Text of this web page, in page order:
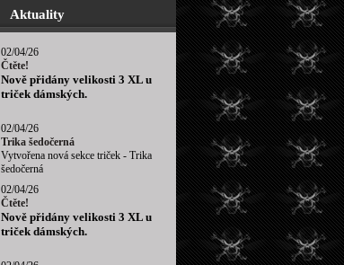
Aktuality
02/04/26
Čtěte!
Nově přidány velikosti 3 XL u
triček dámských.
02/04/26
Trika šedočerná
Vytvořena nová sekce triček - Trika
šedočerná
02/04/26
Čtěte!
Nově přidány velikosti 3 XL u
triček dámských.